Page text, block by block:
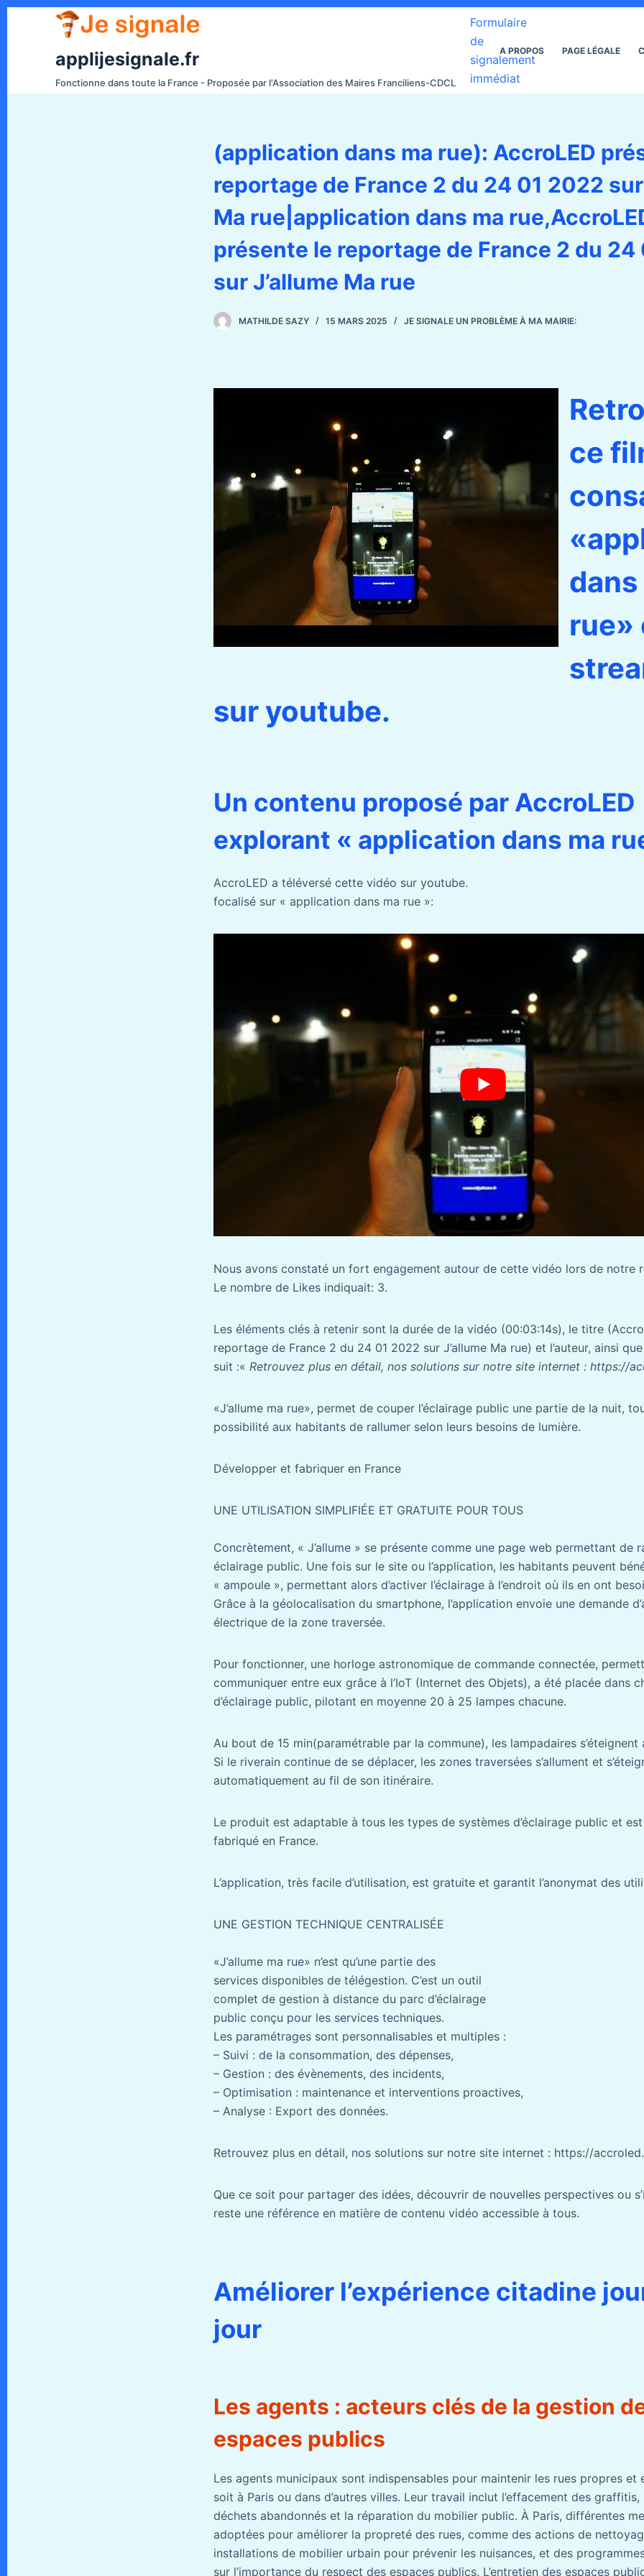
e
applijesignale.fr
Fonctionne dans toute la France - Proposée par l'Association des Maires Franciliens-CDCL
Formulaire
de
signalement
immédiat
A PROPOS PAGE LÉGALE
(application dans ma rue): AccroLED
reportage de France 2 du 24 01 2022 sur
Ma rue|application dans ma
présente le reportage de France 2 du 24
sur J’allume Ma rue
MATHILDE SAZY 15 MARS 2025 JE SIGNALE UN PROBLÈME À MA MAIRIE:
ce
dans
rue»
sur youtube.
Un contenu proposé par AccroLED
explorant « application dans ma
AccroLED a téléversé cette vidéo sur youtube.
focalisé sur « application dans ma rue »:
Nous avons constaté un fort engagement autour de cette vidéo lors de notre
Le nombre de Likes indiquait: 3.
Les éléments clés à retenir sont la durée de la vidéo (00:03:14s), le titre
reportage de France 2 du 24 01 2022 sur J’allume Ma rue) et l’auteur, ainsi
suit :« Retrouvez plus en détail, nos solutions sur notre site internet : https://
«J’allume ma rue», permet de couper l’éclairage public une partie de la nuit,
possibilité aux habitants de rallumer selon leurs besoins de lumière.
Développer et fabriquer en France
UNE UTILISATION SIMPLIFIÉE ET GRATUITE POUR TOUS
Concrètement, « J’allume » se présente comme une page web permettant de
éclairage public. Une fois sur le site ou l’application, les habitants peuvent
« ampoule », permettant alors d’activer l’éclairage à l’endroit où ils en ont
Grâce à la géolocalisation du smartphone, l’application envoie une demande
électrique de la zone traversée.
Pour fonctionner, une horloge astronomique de commande connectée,
communiquer entre eux grâce à l’IoT (Internet des Objets), a été placée dans
d’éclairage public, pilotant en moyenne 20 à 25 lampes chacune.
Au bout de 15 min(paramétrable par la commune), les lampadaires s’éteignent
Si le riverain continue de se déplacer, les zones traversées s’allument et
automatiquement au fil de son itinéraire.
Le produit est adaptable à tous les types de systèmes d’éclairage public et
fabriqué en France.
L’application, très facile d’utilisation, est gratuite et garantit l’anonymat des
UNE GESTION TECHNIQUE CENTRALISÉE
«J’allume ma rue» n’est qu’une partie des
services disponibles de télégestion. C’est un outil
complet de gestion à distance du parc d’éclairage
public conçu pour les services techniques.
Les paramétrages sont personnalisables et multiples :
– Suivi : de la consommation, des dépenses,
– Gestion : des évènements, des incidents,
– Optimisation : maintenance et interventions proactives,
– Analyse : Export des données.
Retrouvez plus en détail, nos solutions sur notre site internet : https://
Que ce soit pour partager des idées, découvrir de nouvelles perspectives ou
reste une référence en matière de contenu vidéo accessible à tous.
Améliorer l’expérience citadine
jour
Les agents : acteurs clés de la gestion
espaces publics
Les agents municipaux sont indispensables pour maintenir les rues propres et
soit à Paris ou dans d’autres villes. Leur travail inclut l’effacement des
déchets abandonnés et la réparation du mobilier public. À Paris, différentes
adoptées pour améliorer la propreté des rues, comme des actions de
installations de mobilier urbain pour prévenir les nuisances, et des
sur l’importance du respect des espaces publics. L’entretien des espaces